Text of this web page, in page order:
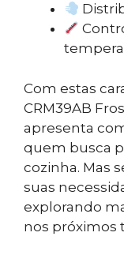
Com estas
CRM39AB
apresenta
quem busca
cozinha. Mas
suas
explorando
nos próximos